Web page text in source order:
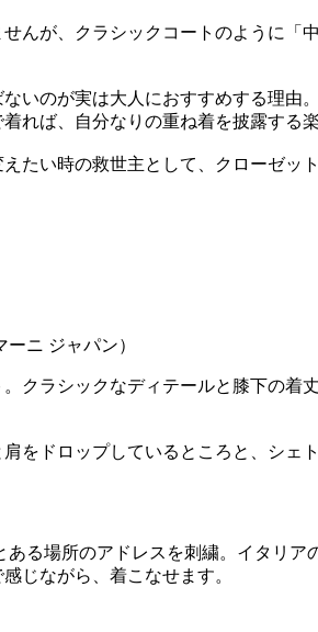
んが、クラシックコートのように「
いのが実は大人におすすめする理
れば、自分なりの重ね着を披露する
たい時の救世主として、クローゼッ
ニ ジャパン）
クラシックなディテールと膝下の
をドロップしているところと、シ
ある場所のアドレスを刺繍。イタリ
じながら、着こなせます。